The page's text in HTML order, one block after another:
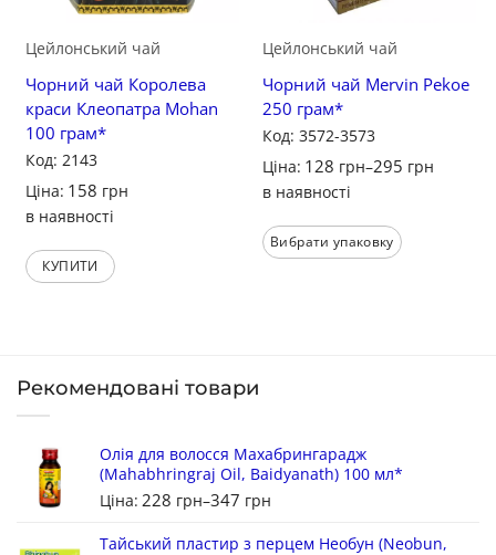
Цейлонський чай
Чорний чай Королева
краси Клеопатра Mohan
100 грам*
Код: 2143
Ціна: 158 грн
в наявності
КУПИТИ
Цейлонський чай
Чорний чай Mervin Pekoe
250 грам*
Код: 3572-3573
Ціна: 128 грн–295 грн
в наявності
Вибрати упаковку
Рекомендовані товари
Олія для волосся Махабрингарадж
(Mahabhringraj Oil, Baidyanath) 100 мл*
Ціна: 228 грн–347 грн
Тайський пластир з перцем Необун (Neobun,